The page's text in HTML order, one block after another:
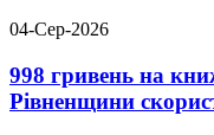
04-Сер-2026
998 гривень на
Рівненщини